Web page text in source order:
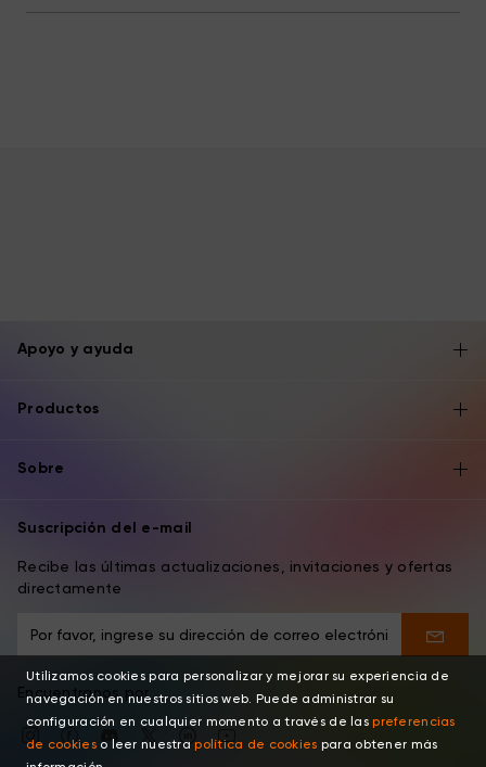
Apoyo y ayuda
Productos
Sobre
Suscripción del e-mail
Recibe las últimas actualizaciones, invitaciones y ofertas
directamente
Encuentranos por
Utilizamos cookies para personalizar y mejorar su experiencia de
navegación en nuestros sitios web. Puede administrar su
configuración en cualquier momento a través de laspreferencias
de cookieso leer nuestrapolítica de cookies para obtener más